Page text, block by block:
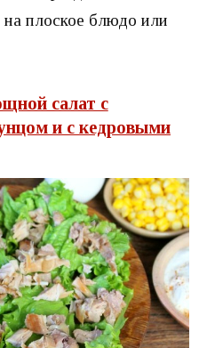
плоское блюдо или
салат с
и с кедровыми